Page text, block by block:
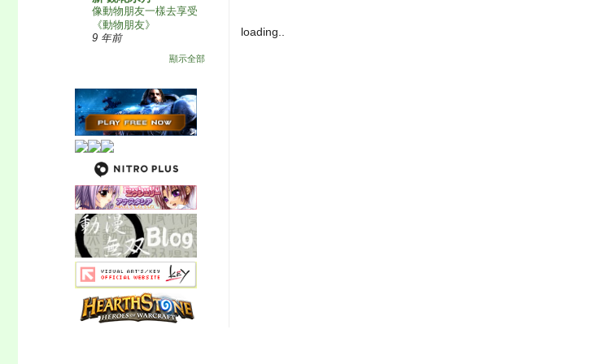
loading..
像動物朋友一樣去享受
《動物朋友》
9 年前
顯示全部